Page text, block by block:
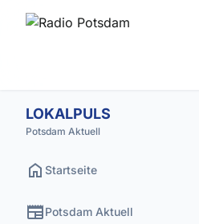
LOKALPULS
Potsdam Aktuell
home Startseite
newspaperPotsdam Aktuell